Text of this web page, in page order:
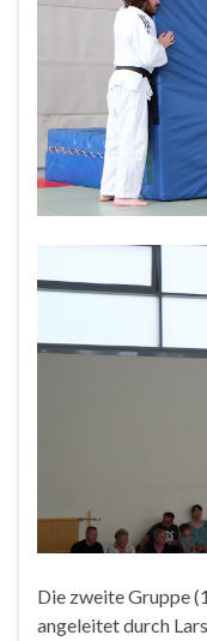
Die zweite Gruppe
angeleitet durch